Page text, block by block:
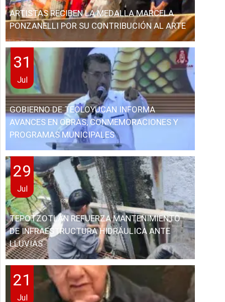
ARTISTAS RECIBEN LA MEDALLA MARCELA
PONZANELLI POR SU CONTRIBUCIÓN AL ARTE
31
Jul
GOBIERNO DE TEOLOYUCAN INFORMA
AVANCES EN OBRAS, CONMEMORACIONES Y
PROGRAMAS MUNICIPALES
29
Jul
TEPOTZOTLÁN REFUERZA MANTENIMIENTO
DE INFRAESTRUCTURA HIDRÁULICA ANTE
LLUVIAS
21
Jul